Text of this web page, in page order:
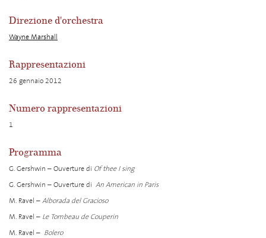
Direzione d'orchestra
Wayne Marshall
Rappresentazioni
26 gennaio 2012
Numero rappresentazioni
1
Programma
G. Gershwin – Ouverture di Of thee I sing
G. Gershwin – Ouverture di An American in Paris
M. Ravel –Alborada del Gracioso
M. Ravel – Le Tombeau de Couperin
M. Ravel – Bolero